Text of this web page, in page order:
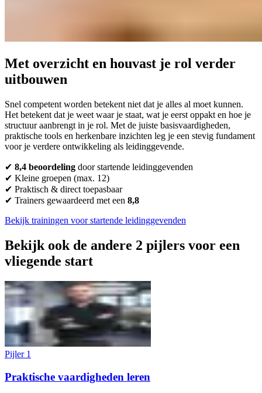
Met overzicht en houvast je rol verder
uitbouwen
Snel competent worden betekent niet dat je alles al moet kunnen.
Het betekent dat je weet waar je staat, wat je eerst oppakt en hoe je
structuur aanbrengt in je rol. Met de juiste basisvaardigheden,
praktische tools en herkenbare inzichten leg je een stevig fundament
voor je verdere ontwikkeling als leidinggevende.
✔ 8,4 beoordeling door startende leidinggevenden
✔ Kleine groepen (max. 12)
✔ Praktisch & direct toepasbaar
✔ Trainers gewaardeerd met een 8,8
Bekijk trainingen voor startende leidinggevenden
Bekijk ook de andere 2 pijlers voor een
vliegende start
Pijler 1
Praktische vaardigheden leren